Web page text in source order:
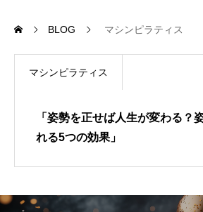
お問い合わせ
キャンペーン情報
BLOG マシンピラティス
マシンピラティス
「姿勢を正せば人生が変わる？
れる5つの効果」